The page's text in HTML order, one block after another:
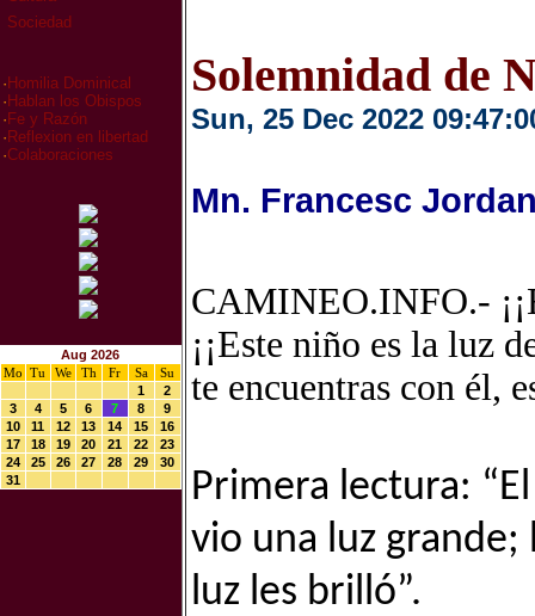
Sociedad
· Homilia Dominical
· Hablan los Obispos
· Fe y Razón
· Reflexion en libertad
·Colaboraciones
Aug 2026
Mo
Tu We Th Fr Sa
Su
1
2
3
4 5 6 7 8
9
10
11 12 13 14 15
16
17
18 19 20 21 22
23
24
25 26 27 28 29
30
31
Solemnidad de
Sun, 25 Dec 2022
Mn. Francesc
CAMINEO.INFO.-
¡¡Este niño es la luz
te encuentras con él,
Primera lectura:
vio una luz
luz les brilló”.